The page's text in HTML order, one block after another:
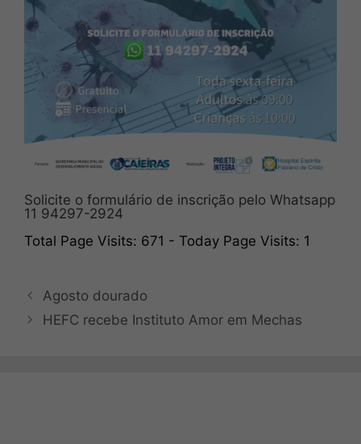
Solicite o formulário de inscrição pelo Whatsapp
11 94297-2924
Total Page Visits: 671 - Today Page Visits: 1
Agosto dourado
HEFC recebe Instituto Amor em Mechas